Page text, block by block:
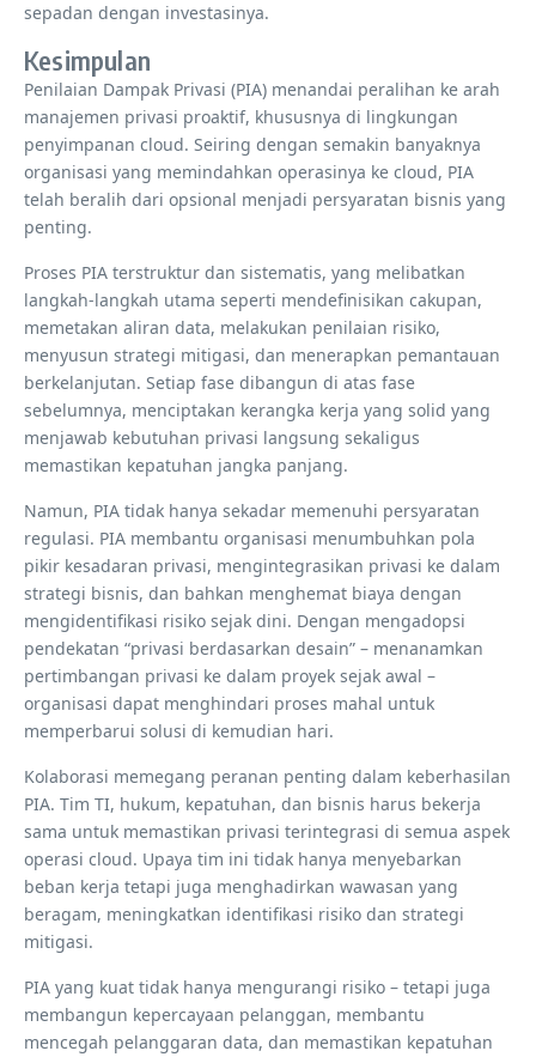
sepadan dengan investasinya.
Kesimpulan
Penilaian Dampak Privasi (PIA) menandai peralihan ke arah
manajemen privasi proaktif, khususnya di lingkungan
penyimpanan cloud. Seiring dengan semakin banyaknya
organisasi yang memindahkan operasinya ke cloud, PIA
telah beralih dari opsional menjadi persyaratan bisnis yang
penting.
Proses PIA terstruktur dan sistematis, yang melibatkan
langkah-langkah utama seperti mendefinisikan cakupan,
memetakan aliran data, melakukan penilaian risiko,
menyusun strategi mitigasi, dan menerapkan pemantauan
berkelanjutan. Setiap fase dibangun di atas fase
sebelumnya, menciptakan kerangka kerja yang solid yang
menjawab kebutuhan privasi langsung sekaligus
memastikan kepatuhan jangka panjang.
Namun, PIA tidak hanya sekadar memenuhi persyaratan
regulasi. PIA membantu organisasi menumbuhkan pola
pikir kesadaran privasi, mengintegrasikan privasi ke dalam
strategi bisnis, dan bahkan menghemat biaya dengan
mengidentifikasi risiko sejak dini. Dengan mengadopsi
pendekatan “privasi berdasarkan desain” – menanamkan
pertimbangan privasi ke dalam proyek sejak awal –
organisasi dapat menghindari proses mahal untuk
memperbarui solusi di kemudian hari.
Kolaborasi memegang peranan penting dalam keberhasilan
PIA. Tim TI, hukum, kepatuhan, dan bisnis harus bekerja
sama untuk memastikan privasi terintegrasi di semua aspek
operasi cloud. Upaya tim ini tidak hanya menyebarkan
beban kerja tetapi juga menghadirkan wawasan yang
beragam, meningkatkan identifikasi risiko dan strategi
mitigasi.
PIA yang kuat tidak hanya mengurangi risiko – tetapi juga
membangun kepercayaan pelanggan, membantu
mencegah pelanggaran data, dan memastikan kepatuhan